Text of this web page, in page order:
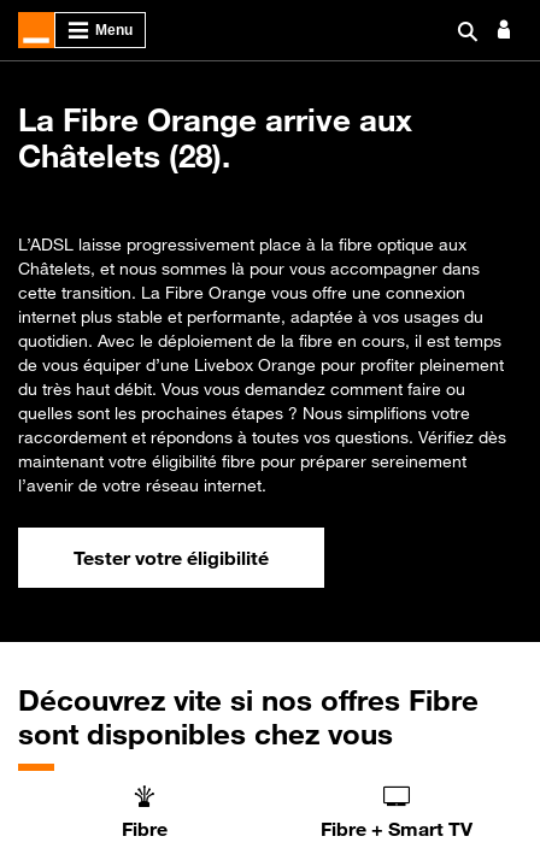
La Fibre Orange arrive aux
Châtelets (28).
L’ADSL laisse progressivement place à la fibre optique aux
Châtelets, et nous sommes là pour vous accompagner dans
cette transition. La Fibre Orange vous offre une connexion
internet plus stable et performante, adaptée à vos usages du
quotidien. Avec le déploiement de la fibre en cours, il est temps
de vous équiper d’une Livebox Orange pour profiter pleinement
du très haut débit. Vous vous demandez comment faire ou
quelles sont les prochaines étapes ? Nous simplifions votre
raccordement et répondons à toutes vos questions. Vérifiez dès
maintenant votre éligibilité fibre pour préparer sereinement
l’avenir de votre réseau internet.
Tester votre éligibilité
Découvrez vite si nos offres Fibre
sont disponibles chez vous
Fibre Fibre + Smart TV